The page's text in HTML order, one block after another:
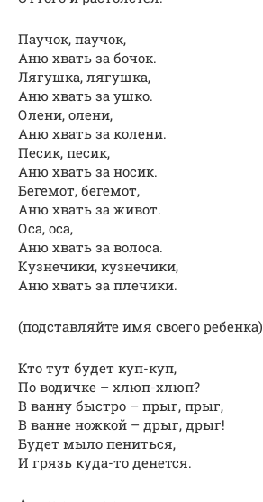
Паучок, паучок,
Аню хвать за бочок.
Лягушка, лягушка,
Аню хвать за ушко.
Олени, олени,
Аню хвать за колени.
Песик, песик,
Аню хвать за носик.
Бегемот, бегемот,
Аню хвать за живот.
Оса, оса,
Аню хвать за волоса.
Кузнечики, кузнечики,
Аню хвать за плечики.
(подставляйте имя своего ребенка)
Кто тут будет куп-куп,
По водичке – хлюп-хлюп?
В ванну быстро – прыг, прыг,
В ванне ножкой – дрыг, дрыг!
Будет мыло пениться,
И грязь куда-то денется.